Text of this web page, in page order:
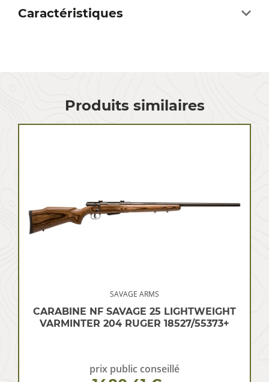
Caractéristiques
Produits similaires
SAVAGE ARMS
CARABINE NF SAVAGE 25 LIGHTWEIGHT
VARMINTER 204 RUGER 18527/55373+
prix public conseillé